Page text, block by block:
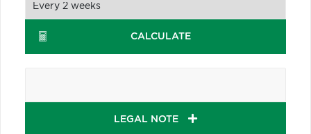
CALCULATE
LEGAL NOTE